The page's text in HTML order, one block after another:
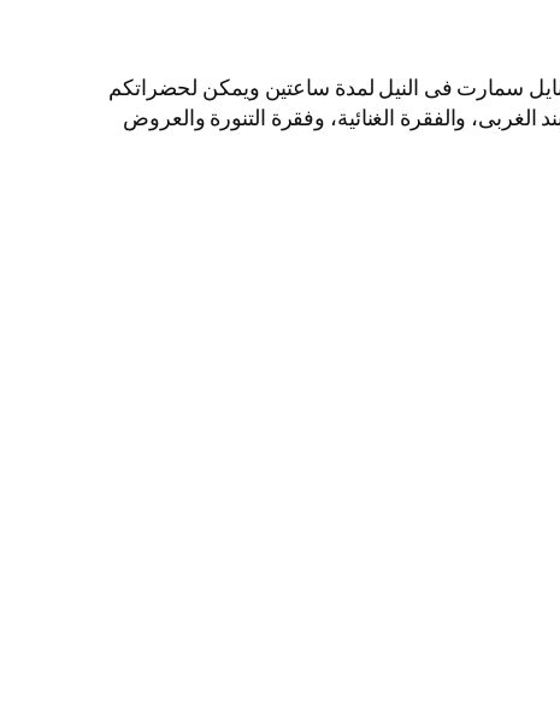
سمارت فى النيل لمدة ساعتين ويمكن لحضراتكم
الغربى، والفقرة الغنائية، وفقرة التنورة والعروض